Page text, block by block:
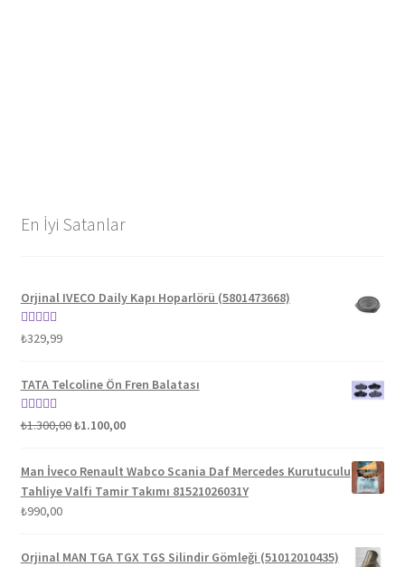
En İyi Satanlar
Orjinal IVECO Daily Kapı Hoparlörü (5801473668)
5 üzerinden
₺329,99
TATA Telcoline Ön Fren Balatası
5 üzerinden
₺1.300,00Orijinal
₺1.300,00.
₺1.100,00Şu
fiyat:
₺1.100,00.
Man İveco Renault Wabco Scania Daf Mercedes Kurutuculu
Tahliye Valfi Tamir Takımı 81521026031Y
₺990,00
Orjinal MAN TGA TGX TGS Silindir Gömleği (51012010435)